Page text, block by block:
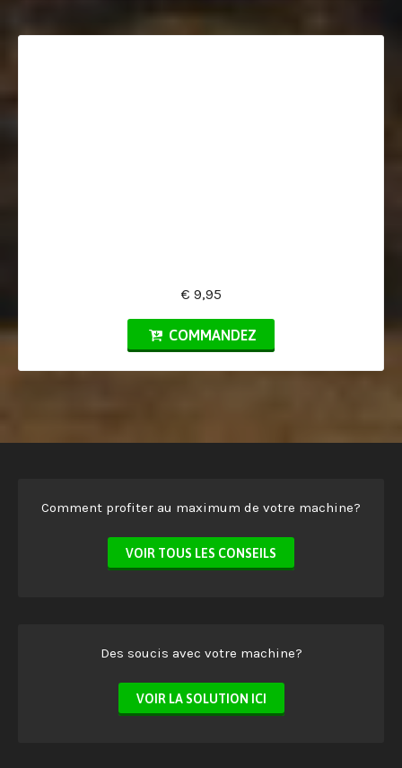
€ 9,95
COMMANDEZ
Comment profiter au maximum de votre machine?
VOIR TOUS LES CONSEILS
Des soucis avec votre machine?
VOIR LA SOLUTION ICI